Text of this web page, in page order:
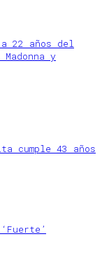
22 años del
y
cumple 43 años